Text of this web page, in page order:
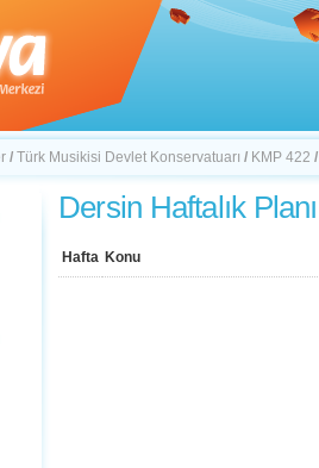
/ Türk Musikisi Devlet Konservatuarı / KMP 422 /
Dersin Haftalık Planı
Hafta Konu